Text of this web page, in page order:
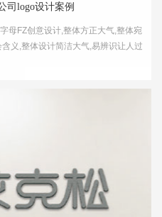
司logo设计案例
母FZ创意设计,整体方正大气,整体宛
义,整体设计简洁大气,易辨识让人过